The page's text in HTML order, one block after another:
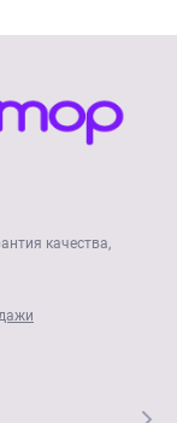
качества,